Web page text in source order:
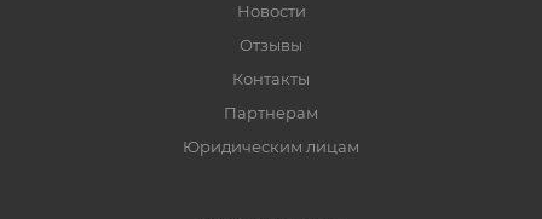
Новости
Отзывы
Контакты
Партнерам
Юридическим лицам